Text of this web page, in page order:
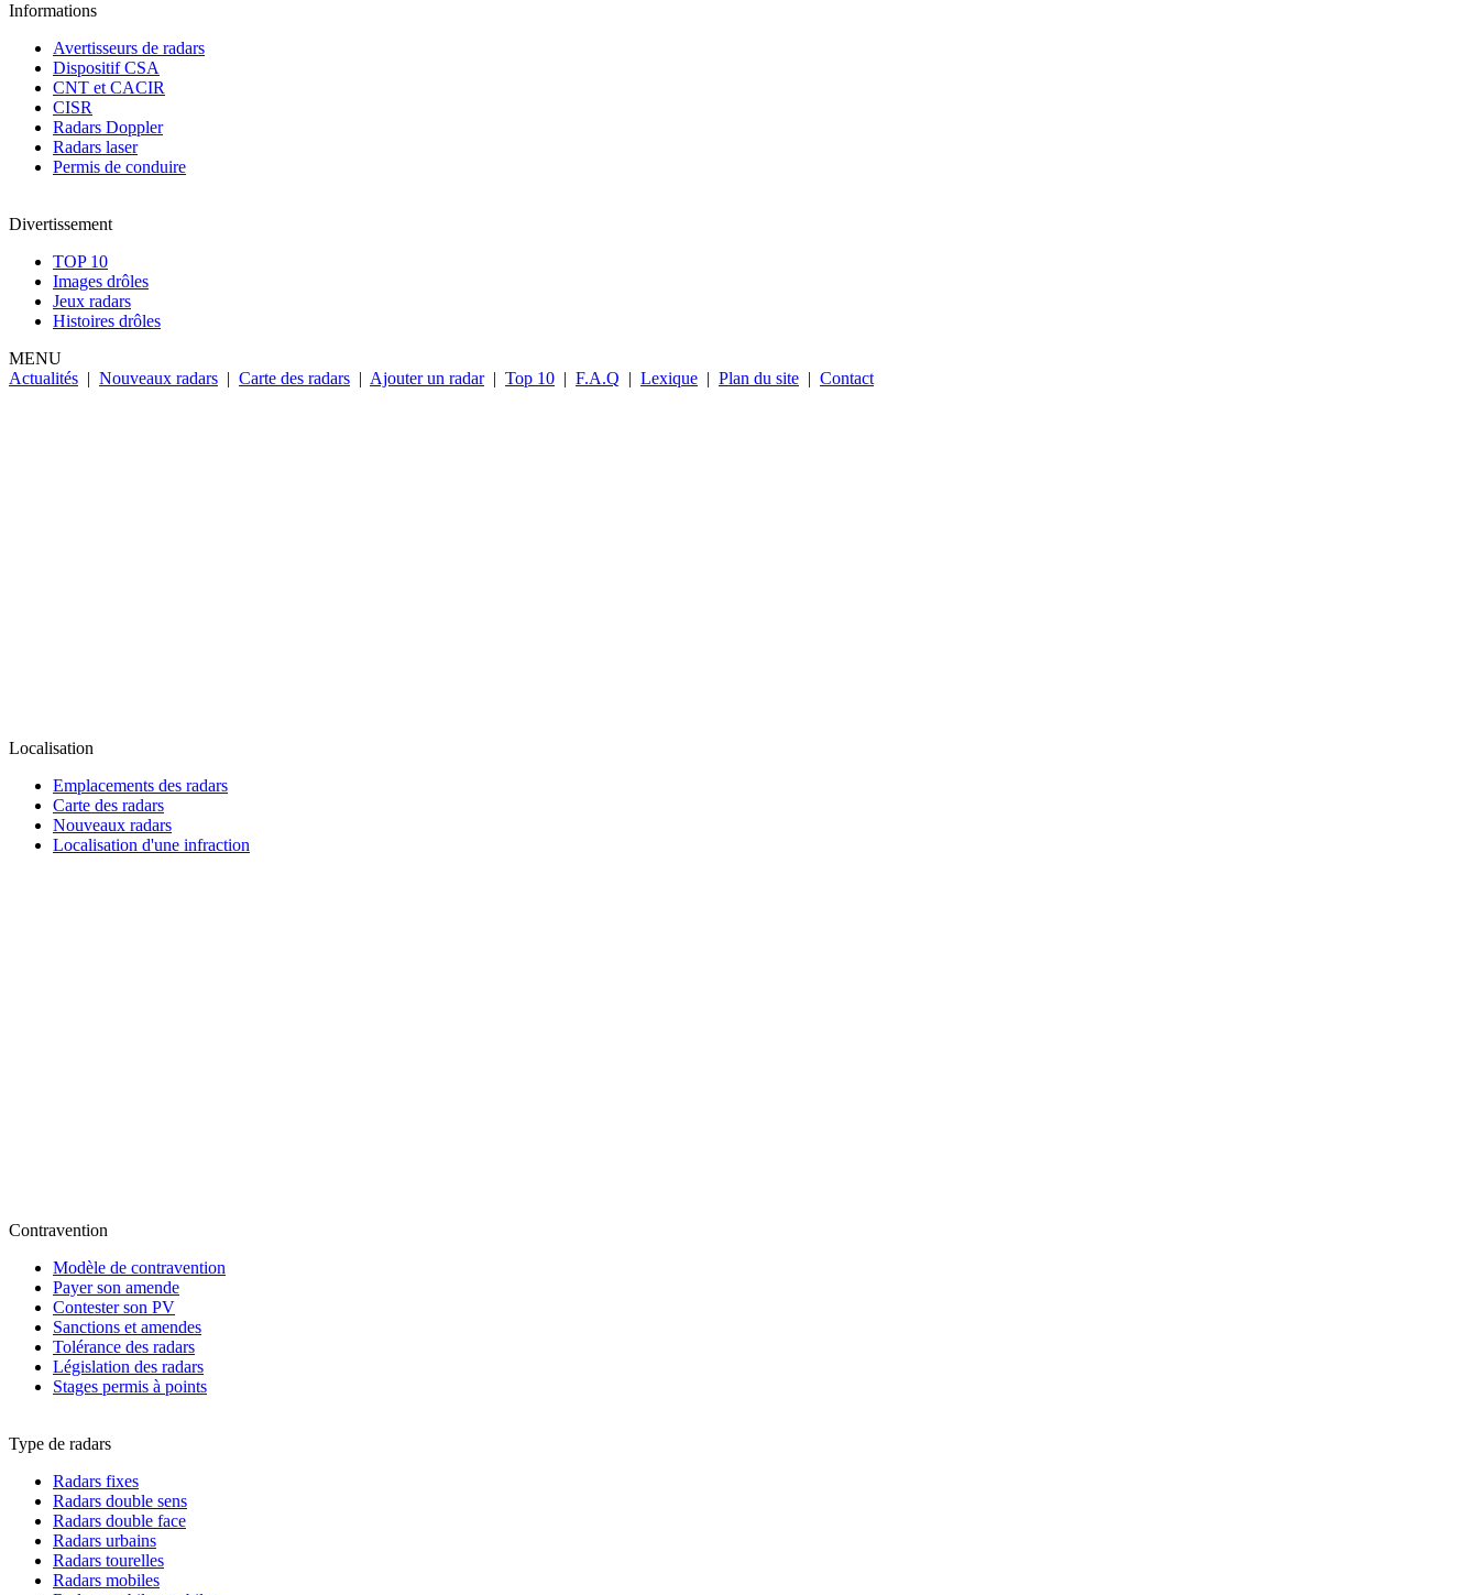
Informations
Avertisseurs de radars
Dispositif CSA
CNT et CACIR
CISR
Radars Doppler
Radars laser
Permis de conduire
Divertissement
TOP 10
Images drôles
Jeux radars
Histoires drôles
MENU
Actualités | Nouveaux radars | Carte des radars | Ajouter un radar | Top 10 | F.A.Q | Lexique | Plan du site | Contact
Localisation
Emplacements des radars
Carte des radars
Nouveaux radars
Localisation d'une infraction
Contravention
Modèle de contravention
Payer son amende
Contester son PV
Sanctions et amendes
Tolérance des radars
Législation des radars
Stages permis à points
Type de radars
Radars fixes
Radars double sens
Radars double face
Radars urbains
Radars tourelles
Radars mobiles